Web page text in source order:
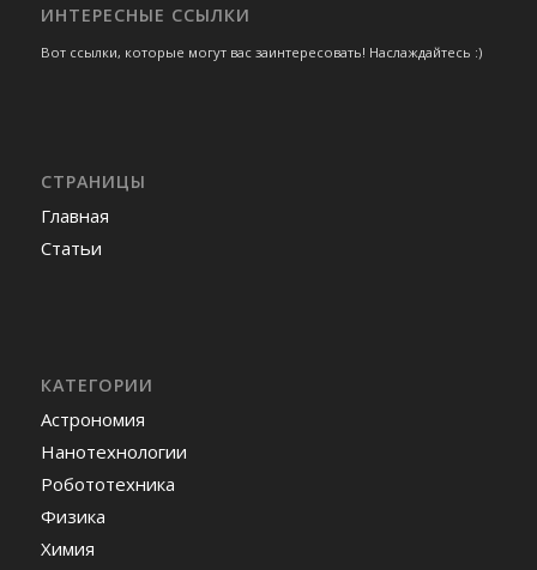
ИНТЕРЕСНЫЕ ССЫЛКИ
Вот ссылки, которые могут вас заинтересовать! Наслаждайтесь :)
СТРАНИЦЫ
Главная
Статьи
КАТЕГОРИИ
Астрономия
Нанотехнологии
Робототехника
Физика
Химия